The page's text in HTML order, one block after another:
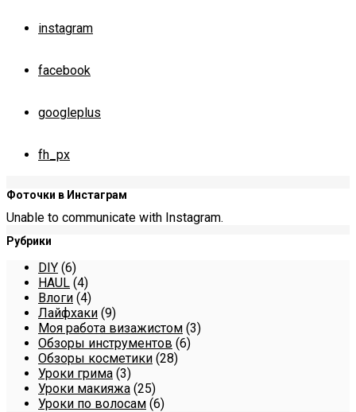
instagram
facebook
googleplus
fh_px
Фоточки в Инстаграм
Unable to communicate with Instagram.
Рубрики
DIY (6)
HAUL (4)
Влоги (4)
Лайфхаки (9)
Моя работа визажистом (3)
Обзоры инструментов (6)
Обзоры косметики (28)
Уроки грима (3)
Уроки макияжа (25)
Уроки по волосам (6)